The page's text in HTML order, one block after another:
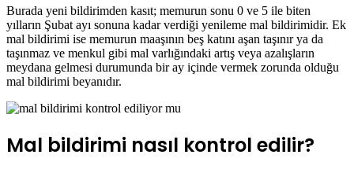
Burada yeni bildirimden kasıt; memurun sonu 0 ve 5 ile biten
yılların Şubat ayı sonuna kadar verdiği yenileme mal bildirimidir. Ek
mal bildirimi ise memurun maaşının beş katını aşan taşınır ya da
taşınmaz ve menkul gibi mal varlığındaki artış veya azalışların
meydana gelmesi durumunda bir ay içinde vermek zorunda olduğu
mal bildirimi beyanıdır.
Mal bildirimi nasıl kontrol edilir?